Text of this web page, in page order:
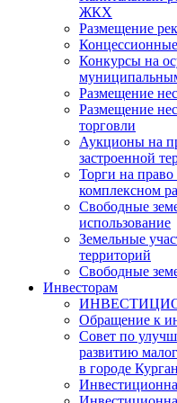
ЖКХ
Размещение
Конкурсы на
Размещение
Размещение
торговли
Аукционы на
застроенной
Торги на право
комплексном
Свободные
использование
Земельные
территорий
Свободные
Инвесторам
Обращение к
Совет по
развитию
в городе